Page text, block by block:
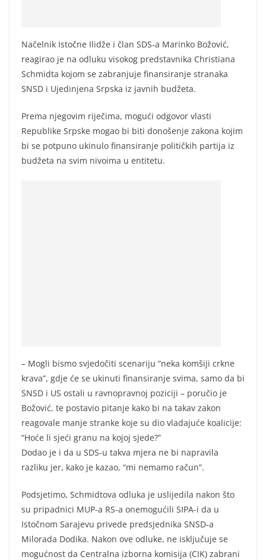
Načelnik Istočne Ilidže i član SDS-a Marinko Božović,
reagirao je na odluku visokog predstavnika Christiana
Schmidta kojom se zabranjuje finansiranje stranaka
SNSD i Ujedinjena Srpska iz javnih budžeta.
Prema njegovim riječima, mogući odgovor vlasti
Republike Srpske mogao bi biti donošenje zakona kojim
bi se potpuno ukinulo finansiranje političkih partija iz
budžeta na svim nivoima u entitetu.
– Mogli bismo svjedočiti scenariju “neka komšiji crkne
krava”, gdje će se ukinuti finansiranje svima, samo da bi
SNSD i US ostali u ravnopravnoj poziciji – poručio je
Božović, te postavio pitanje kako bi na takav zakon
reagovale manje stranke koje su dio vladajuće koalicije:
“Hoće li sjeći granu na kojoj sjede?”
Dodao je i da u SDS-u takva mjera ne bi napravila
razliku jer, kako je kazao, “mi nemamo račun”.
Podsjetimo, Schmidtova odluka je uslijedila nakon što
su pripadnici MUP-a RS-a onemogućili SIPA-i da u
Istočnom Sarajevu privede predsjednika SNSD-a
Milorada Dodika. Nakon ove odluke, ne isključuje se
mogućnost da Centralna izborna komisija (CIK) zabrani